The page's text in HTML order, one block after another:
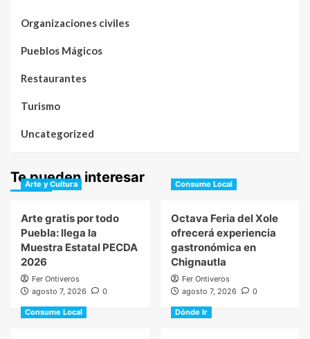
Organizaciones civiles
Pueblos Mágicos
Restaurantes
Turismo
Uncategorized
Te pueden interesar
Arte y Cultura
Arte gratis por todo
Puebla: llega la
Muestra Estatal PECDA
2026
Fer Ontiveros
agosto 7, 2026
0
Consume Local
Octava Feria del Xole
ofrecerá experiencia
gastronómica en
Chignautla
Fer Ontiveros
agosto 7, 2026
0
Consume Local Dónde Ir